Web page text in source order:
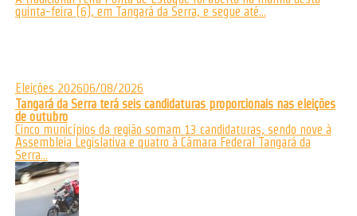
quinta-feira (6), em Tangará da Serra, e segue até...
Eleições 202606/08/2026
Tangará da Serra terá seis candidaturas proporcionais nas eleições
de outubro
Cinco municípios da região somam 13 candidaturas, sendo nove à
Assembleia Legislativa e quatro à Câmara Federal Tangará da
Serra...